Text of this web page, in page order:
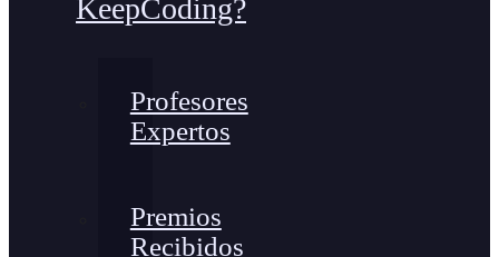
KeepCoding?
Profesores
Expertos
Premios
Recibidos